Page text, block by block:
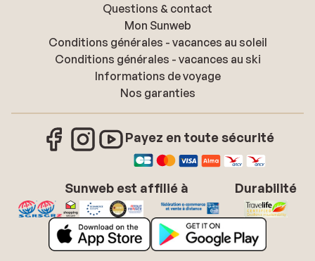
Questions & contact
Mon Sunweb
Conditions générales - vacances au soleil
Conditions générales - vacances au ski
Informations de voyage
Nos garanties
Payez en toute sécurité
Sunweb est affilié à Durabilité